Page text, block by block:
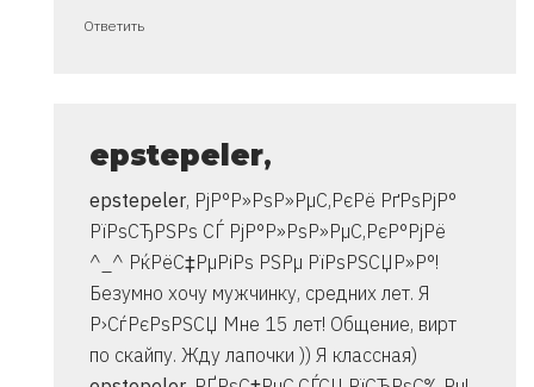
Ответ
очень
от
Владимир
Ответить
epstepeler,
epstepeler, РјР°Р»РѕР»РµС‚РєРё РґРѕРјР°
РїРѕСЂРЅРѕ СЃ РјР°Р»РѕР»РµС‚РєР°РјРё
^_^ РќРёС‡РµРіРѕ РЅРµ РїРѕРЅСЏР»Р°!
Безумно хочу мужчинку, средних лет. Я
Р›СѓРєРѕРЅСЏ Мне 15 лет! Общение, вирт
по скайпу. Жду лапочки )) Я классная)